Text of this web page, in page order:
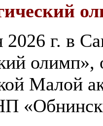
г. в
олимп»,
Малой